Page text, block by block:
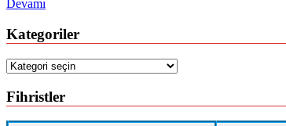
Devamı
Kategoriler
Kategoriler
Fihristler